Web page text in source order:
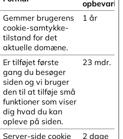
Gemmer brugerens
cookie-samtykke-
tilstand for det
aktuelle domæne.
1 år
Er tilføjet første
gang du besøger
siden og vi bruger
den til at tilføje små
funktioner som viser
dig hvad du kan
opleve på siden.
23 mdr.
Server-side cookie
2 dage